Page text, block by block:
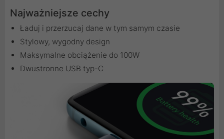
Najważniejsze cechy
Ładuj i przerzucaj dane w tym samym czasie
Stylowy, wygodny design
Maksymalne obciążenie do 100W
Dwustronne USB typ-C